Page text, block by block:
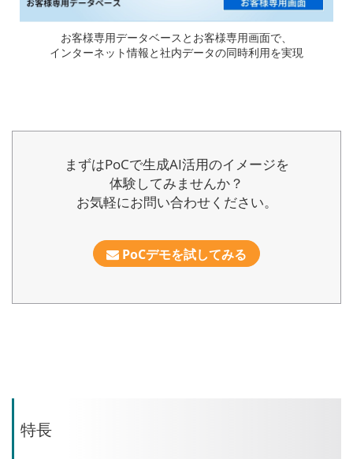
お客様専用データベースと お客様専用画面で、
インターネット情報と社内データの同時利用を実現
まずはPoCで生成AI活用のイメージを
体験してみませんか？
お気軽にお問い合わせください。
PoCデモを試してみる
特長